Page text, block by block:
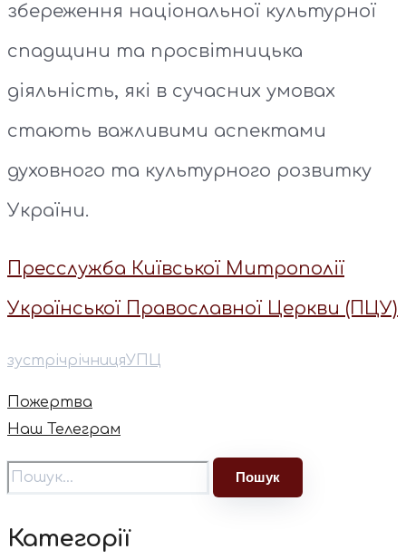
збереження національної культурної
спадщини та просвітницька
діяльність, які в сучасних умовах
стають важливими аспектами
духовного та культурного розвитку
України.
Пресслужба Київської Митрополії
Української Православної Церкви (ПЦУ)
зустрічрічницяУПЦ
Пожертва
Наш Телеграм
Категорії